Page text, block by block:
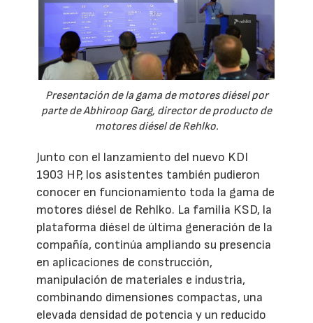
Presentación de la gama de motores diésel por
parte de Abhiroop Garg, director de producto de
motores diésel de Rehlko.
Junto con el lanzamiento del nuevo KDI
1903 HP, los asistentes también pudieron
conocer en funcionamiento toda la gama de
motores diésel de Rehlko. La familia KSD, la
plataforma diésel de última generación de la
compañía, continúa ampliando su presencia
en aplicaciones de construcción,
manipulación de materiales e industria,
combinando dimensiones compactas, una
elevada densidad de potencia y un reducido